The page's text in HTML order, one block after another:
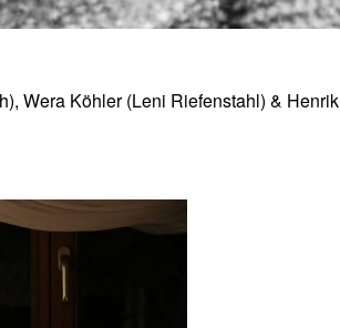
Wera Köhler (Leni Riefenstahl) & Henrik